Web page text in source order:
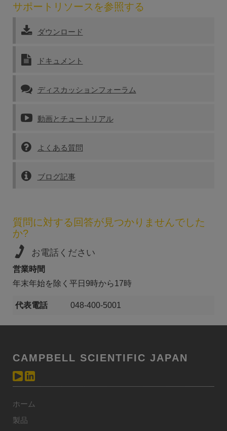
サポートリソースを参照する
ダウンロード
ドキュメント
ディスカッションフォーラム
動画とチュートリアル
よくある質問
ブログ記事
質問に対する回答が見つかりませんでした
か?
お電話ください
営業時間
年末年始を除く平日9時から17時
代表電話 048-400-5001
CAMPBELL SCIENTIFIC JAPAN
ホーム
製品